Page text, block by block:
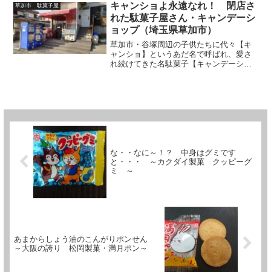
しそのおばちゃんの想いを胸に、今はお
じちゃんが店を切り盛り...
草加市 駄菓子屋
キャンショよ永遠なれ！ 閉店さ
れた駄菓子屋さん・キャンデーシ
ョップ（埼玉県草加市）
草加市・谷塚周辺の子供たちに代々【キ
ャンショ】というあだ名で呼ばれ、愛さ
れ続けてきた名駄菓子【キャンデーショ
な・・なに～！？ 中身はグミです
と・・・ ～カクダイ製菓 クッピーグ
ミ ～
あまからしょう油のこんがりポンせん
～大阪の誇り 松岡製菓・満月ポン～